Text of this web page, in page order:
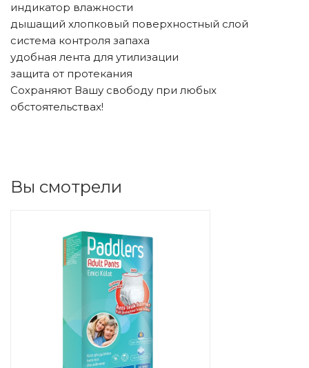
индикатор влажности
дышащий хлопковый поверхностный слой
система контроля запаха
удобная лента для утилизации
защита от протекания
Сохраняют Вашу свободу при любых
обстоятельствах!
Вы смотрели